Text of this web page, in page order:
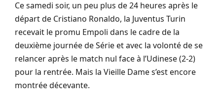
Ce samedi soir, un peu plus de 24 heures après le
départ de Cristiano Ronaldo, la Juventus Turin
recevait le promu Empoli dans le cadre de la
deuxième journée de Série et avec la volonté de se
relancer après le match nul face à l’Udinese (2-2)
pour la rentrée. Mais la Vieille Dame s’est encore
montrée décevante.